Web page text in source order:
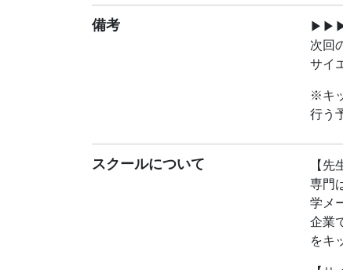
【ご
- 水
- 透
- 卵
- 塩
- サ
※詳
【
もの
【先
専門
学メ
企
備考
▶︎▶︎▶︎
次回
サイ
※キ
行う
スクールについて
【
専門
学メ
企業
をキ